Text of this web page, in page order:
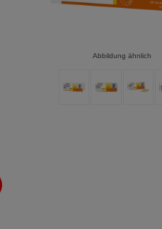
Abbildung ähnlich